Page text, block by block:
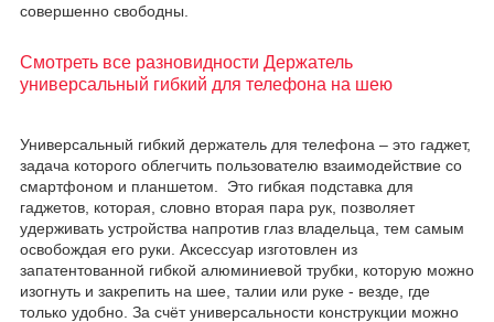
совершенно свободны.
Смотреть все разновидности Держатель
универсальный гибкий для телефона на шею
Универсальный гибкий держатель для телефона – это гаджет,
задача которого облегчить пользователю взаимодействие со
смартфоном и планшетом. Это гибкая подставка для
гаджетов, которая, словно вторая пара рук, позволяет
удерживать устройства напротив глаз владельца, тем самым
освобождая его руки. Аксессуар изготовлен из
запатентованной гибкой алюминиевой трубки, которую можно
изогнуть и закрепить на шее, талии или руке - везде, где
только удобно. За счёт универсальности конструкции можно